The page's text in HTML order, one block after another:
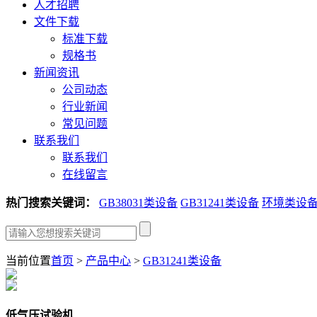
人才招聘
文件下载
标准下载
规格书
新闻资讯
公司动态
行业新闻
常见问题
联系我们
联系我们
在线留言
热门搜索关键词： GB38031类设备 GB31241类设备 环境类设
当前位置首页 > 产品中心 > GB31241类设备